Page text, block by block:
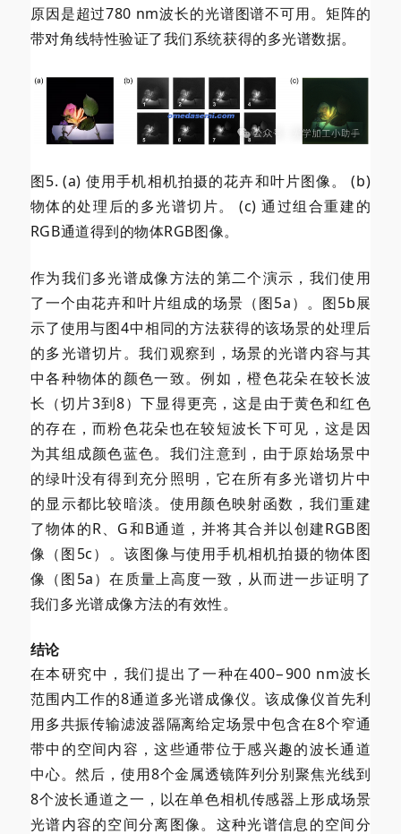
原因是超过780 nm波长的光谱图谱不可用。矩阵的
带对角线特性验证了我们系统获得的多光谱数据。
图5. (a) 使用手机相机拍摄的花卉和叶片图像。 (b)
物体的处理后的多光谱切片。 (c) 通过组合重建的
RGB通道得到的物体RGB图像。
作为我们多光谱成像方法的第二个演示，我们使用
了一个由花卉和叶片组成的场景（图5a）。图5b展
示了使用与图4中相同的方法获得的该场景的处理后
的多光谱切片。我们观察到，场景的光谱内容与其
中各种物体的颜色一致。例如，橙色花朵在较长波
长（切片3到8）下显得更亮，这是由于黄色和红色
的存在，而粉色花朵也在较短波长下可见，这是因
为其组成颜色蓝色。我们注意到，由于原始场景中
的绿叶没有得到充分照明，它在所有多光谱切片中
的显示都比较暗淡。使用颜色映射函数，我们重建
了物体的R、G和B通道，并将其合并以创建RGB图
像（图5c）。该图像与使用手机相机拍摄的物体图
像（图5a）在质量上高度一致，从而进一步证明了
我们多光谱成像方法的有效性。
结论
在本研究中，我们提出了一种在400−900 nm波长
范围内工作的8通道多光谱成像仪。该成像仪首先利
用多共振传输滤波器隔离给定场景中包含在8个窄通
带中的空间内容，这些通带位于感兴趣的波长通道
中心。然后，使用8个金属透镜阵列分别聚焦光线到
8个波长通道之一，以在单色相机传感器上形成场景
光谱内容的空间分离图像。这种光谱信息的空间分